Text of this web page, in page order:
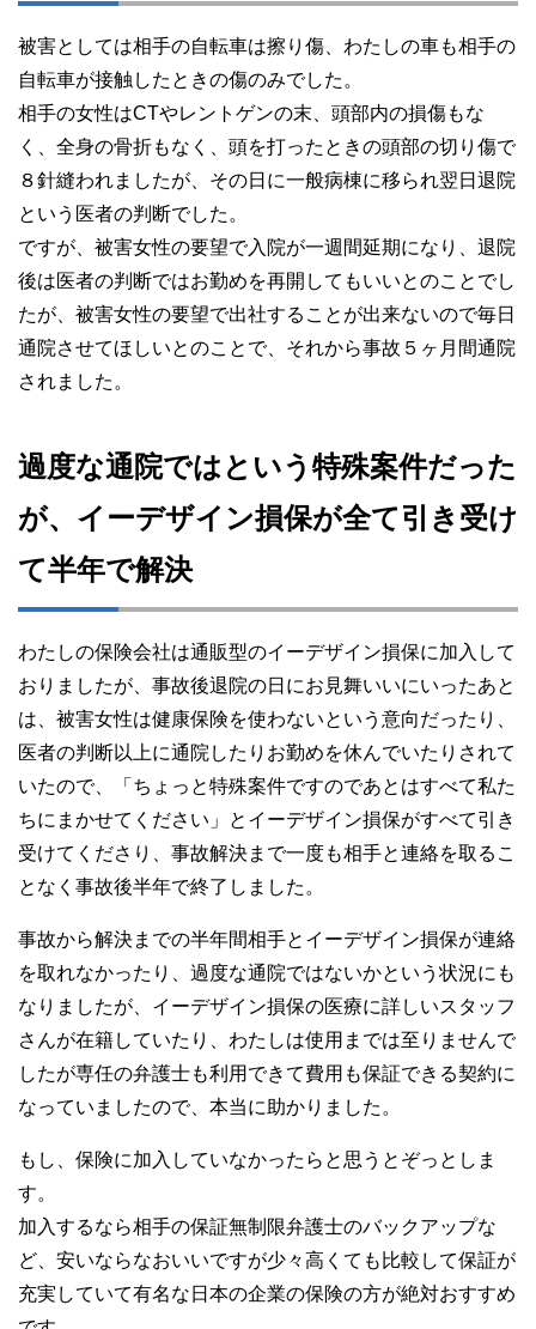
被害としては相手の自転車は擦り傷、わたしの車も相手の
自転車が接触したときの傷のみでした。
相手の女性はCTやレントゲンの末、頭部内の損傷もな
く、全身の骨折もなく、頭を打ったときの頭部の切り傷で
８針縫われましたが、その日に一般病棟に移られ翌日退院
という医者の判断でした。
ですが、被害女性の要望で入院が一週間延期になり、退院
後は医者の判断ではお勤めを再開してもいいとのことでし
たが、被害女性の要望で出社することが出来ないので毎日
通院させてほしいとのことで、それから事故５ヶ月間通院
されました。
過度な通院ではという特殊案件だった
が、イーデザイン損保が全て引き受け
て半年で解決
わたしの保険会社は通販型のイーデザイン損保に加入して
おりましたが、事故後退院の日にお見舞いいにいったあと
は、被害女性は健康保険を使わないという意向だったり、
医者の判断以上に通院したりお勤めを休んでいたりされて
いたので、「ちょっと特殊案件ですのであとはすべて私た
ちにまかせてください」とイーデザイン損保がすべて引き
受けてくださり、事故解決まで一度も相手と連絡を取るこ
となく事故後半年で終了しました。
事故から解決までの半年間相手とイーデザイン損保が連絡
を取れなかったり、過度な通院ではないかという状況にも
なりましたが、イーデザイン損保の医療に詳しいスタッフ
さんが在籍していたり、わたしは使用までは至りませんで
したが専任の弁護士も利用できて費用も保証できる契約に
なっていましたので、本当に助かりました。
もし、保険に加入していなかったらと思うとぞっとしま
す。
加入するなら相手の保証無制限弁護士のバックアップな
ど、安いならなおいいですが少々高くても比較して保証が
充実していて有名な日本の企業の保険の方が絶対おすすめ